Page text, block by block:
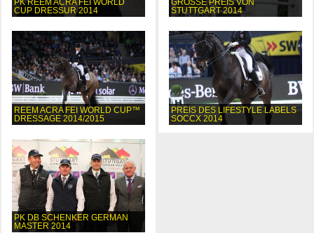
PK REEM ACRA FEI WORLD
CUP DRESSUR 2014
REEM ACRA FEI WORLD CUP™
DRESSAGE 2014/2015
PK DB SCHENKER GERMAN
MASTER 2014
GROSSE PREIS VON
STUTTGART 2014
PREIS DES LIFESTYLE LABELS
SOCCX 2014